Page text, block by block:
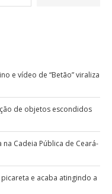
e vídeo de “Betão” viraliza
de objetos escondidos
Cadeia Pública de Ceará-
e acaba atingindo a